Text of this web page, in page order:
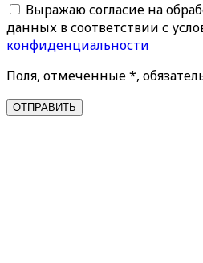
Выражаю согласие на
данных в соответствии с
конфиденциальности
Поля, отмеченные *,
ОТПРАВИТЬ